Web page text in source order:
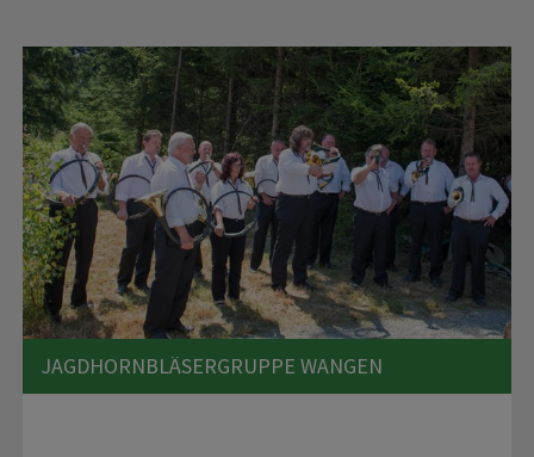
JAGDHORNBLÄSERGRUPPE WANGEN